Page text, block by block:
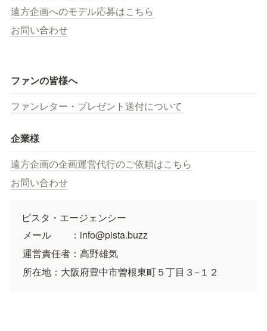
遠方企画へのモデル応募はこちら
お問い合わせ
ファンの皆様へ
ファンレター・プレゼント送付について
企業様
遠方企画の企画運営代行のご依頼はこちら
お問い合わせ
ピスタ・エージェンシー
メール　　：info@pista.buzz
運営責任者：高野雄気
所在地：大阪府豊中市曽根東町５丁目３−１２